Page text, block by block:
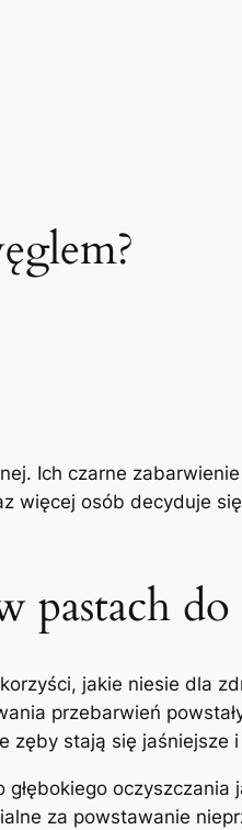
Ich czarne
więcej osób decyduje
pastach
jakie niesie dla
przebarwień
zęby stają ‌się jaśniejsze
oczyszczania
za powstawanie